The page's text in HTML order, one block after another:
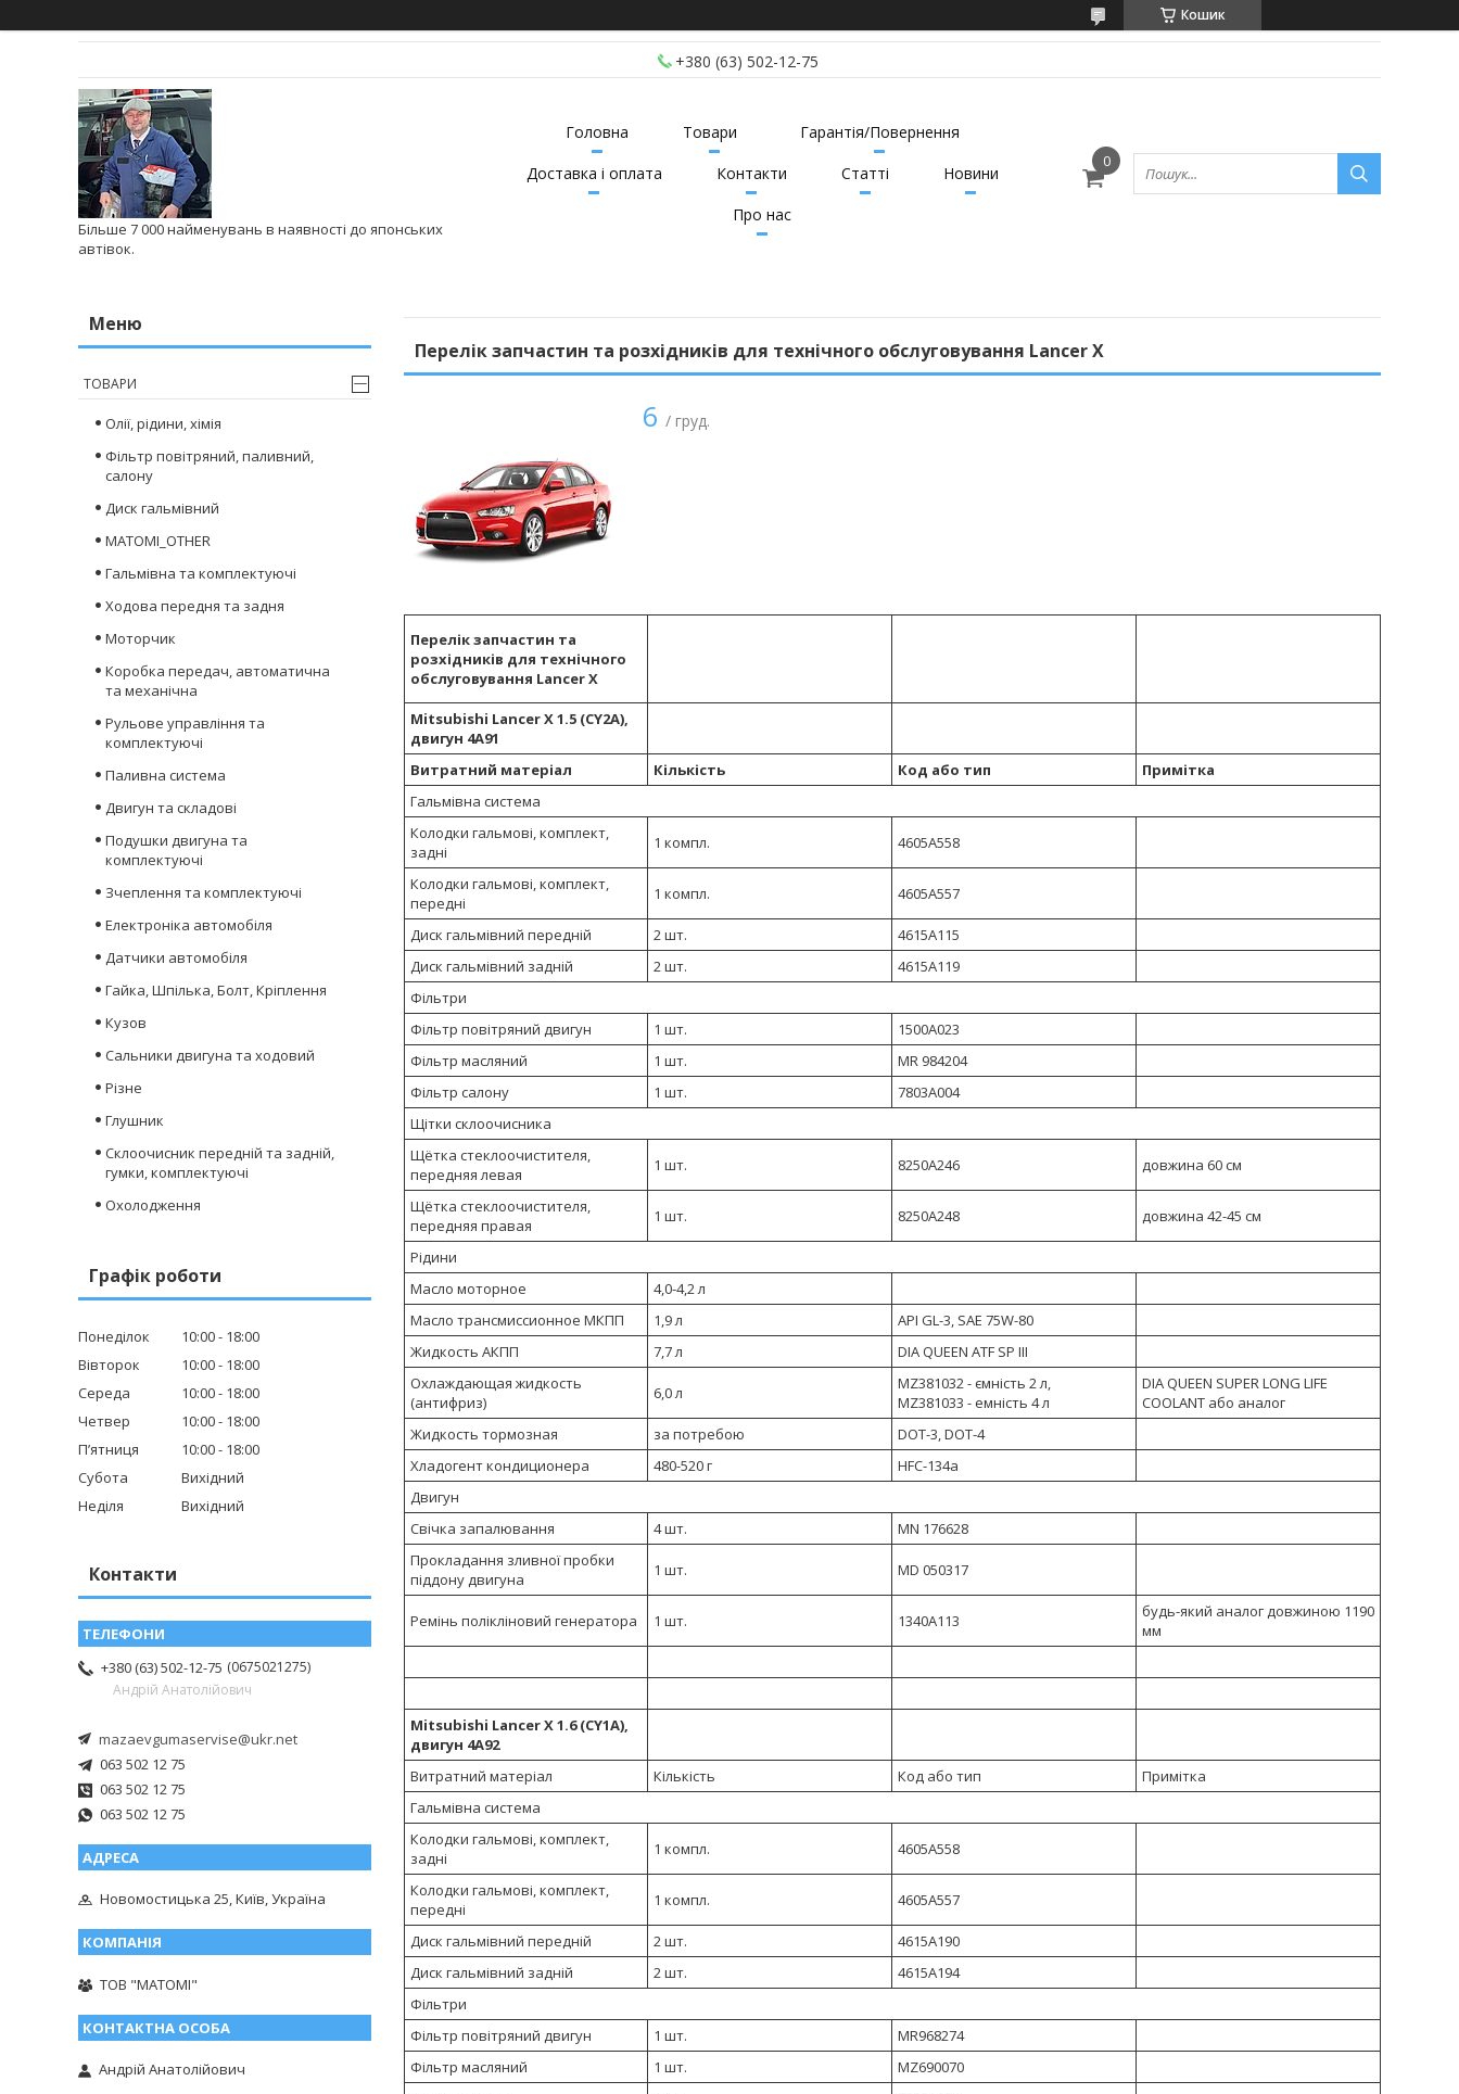
Кошик
+380 (63) 502-12-75
Більше 7 000 найменувань в наявності до японських
автівок.
Головна Товари
Гарантія/Повернення
Доставка і оплата
Контакти Статті
Новини
Про нас
Перелік запчастин та розхідників для технічного обслуговування Lancer X
6 / груд.
Перелік запчастин та
розхідників для технічного
обслуговування Lancer X
Mitsubishi Lancer X 1.5 (CY2A),
двигун 4A91
Витратний матеріал
Кількість Код або тип
Примітка
Гальмівна система
Колодки гальмові, комплект,
задні
1 компл. 4605A558
Колодки гальмові, комплект,
передні
1 компл. 4605A557
Диск гальмівний передній 2 шт.
4615A115
Диск гальмівний задній
2 шт.
4615A119
Фільтри
Фільтр повітряний двигун
1 шт.
1500A023
Фільтр масляний
1 шт.
MR 984204
Фільтр салону
1 шт.
7803A004
Щітки склоочисника
Щётка стеклоочистителя,
передняя левая
1 шт. 8250A246 довжина 60 см
Щётка стеклоочистителя,
передняя правая
1 шт. 8250A248 довжина 42-45 см
Рідини
Масло моторное
4,0-4,2 л
Масло трансмиссионное MКПП
1,9 л
API GL-3, SAE 75W-80
Жидкость АКПП
7,7 л
DIA QUEEN ATF SP III
Охлаждающая жидкость
(антифриз)
6,0 л
MZ381032 - ємність 2 л,
MZ381033 - емність 4 л
DIA QUEEN SUPER LONG LIFE
COOLANT або аналог
Жидкость тормозная
за потребою
DOT-3, DOT-4
Хладогент кондиционера
480-520 г
HFC-134a
Двигун
Свічка запалювання
4 шт.
MN 176628
Прокладання зливної пробки
піддону двигуна
1 шт. MD 050317
Ремінь полікліновий генератора 1 шт. 1340A113
будь-який аналог довжиною 1190
мм
Mitsubishi Lancer X 1.6 (CY1A),
двигун 4A92
Витратний матеріал
Кількість Код або тип
Примітка
Гальмівна система
Колодки гальмові, комплект,
задні
1 компл. 4605A558
Колодки гальмові, комплект,
передні
1 компл. 4605A557
Диск гальмівний передній 2 шт.
4615A190
Диск гальмівний задній
2 шт.
4615A194
Фільтри
Фільтр повітряний двигун
1 шт.
MR968274
Фільтр масляний
1 шт.
MZ690070
ТОВАРИ
Олії, рідини, хімія
Фільтр повітряний, паливний,
салону
Диск гальмівний
MATOMI_OTHER
Гальмівна та комплектуючі
Ходова передня та задня
Моторчик
Коробка передач, автоматична
та механічна
Рульове управління та
комплектуючі
Паливна система
Двигун та складові
Подушки двигуна та
комплектуючі
Зчеплення та комплектуючі
Електроніка автомобіля
Датчики автомобіля
Гайка, Шпілька, Болт, Кріплення
Кузов
Сальники двигуна та ходовий
Різне
Глушник
Склоочисник передній та задній,
гумки, комплектуючі
Охолодження
Графік роботи
Понеділок 10:00
18:00
Вівторок
10:00
18:00
Середа
10:00
18:00
Четвер
10:00
18:00
Пʼятниця
10:00
18:00
Субота
Вихідний
Неділя
Вихідний
Контакти
+380 (63) 502-12-75 0675021275
Андрій Анатолійович
mazaevgumaservise@ukr.net
063 502 12 75
063 502 12 75
063 502 12 75
Новомостицька 25, Київ, Україна
ТОВ "МАТОМІ"
Андрій Анатолійович